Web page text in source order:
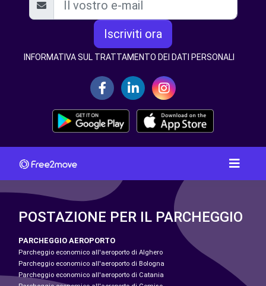
Iscriviti ora
INFORMATIVA SUL TRATTAMENTO DEI DATI PERSONALI
POSTAZIONE PER IL PARCHEGGIO
PARCHEGGIO AEROPORTO
Parcheggio economico all'aeroporto di Alghero
Parcheggio economico all'aeroporto di Bologna
Parcheggio economico all'aeroporto di Catania